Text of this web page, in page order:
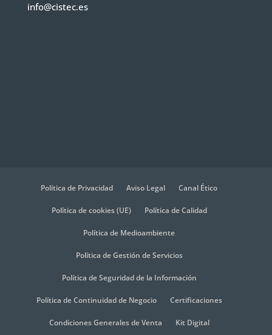
info@cistec.es
Política de Privacidad Aviso Legal Canal Ético
Política de cookies (UE) Política de Calidad
Política de Medioambiente
Política de Gestión de Servicios
Política de Seguridad de la Información
Política de Continuidad de Negocio Certificaciones
Condiciones Generales de Venta Kit Digital